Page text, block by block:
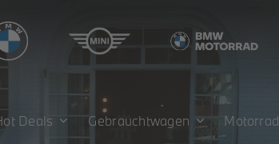
Deals Gebrauchtwagen Motorrad